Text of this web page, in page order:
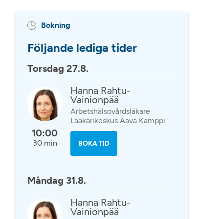
Bokning
Följande lediga tider
Torsdag 27.8.
10:00
30 min
Hanna Rahtu-
Vainionpää
Arbetshälsovårdsläkare
Lääkärikeskus Aava Kamppi
BOKA TID
Måndag 31.8.
Hanna Rahtu-
Vainionpää